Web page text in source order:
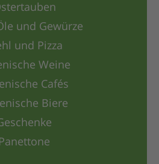
und Gewürze
und Pizza
Weine
Cafés
Biere
Panettone